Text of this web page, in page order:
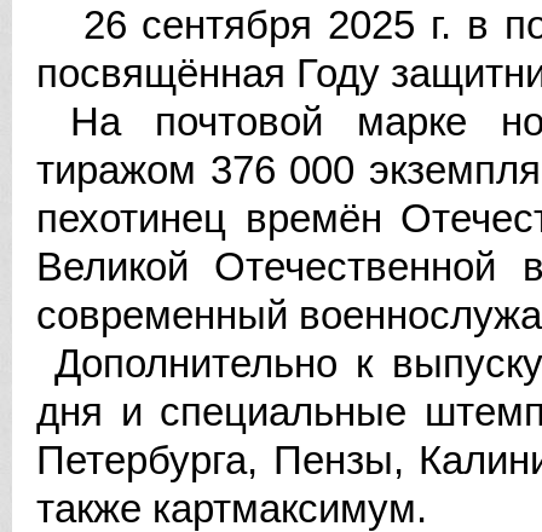
26 сентября 2025 г. в
посвящённая Году
На почтовой марке
тиражом 376 000
пехотинец времён
Великой Отечественной
современный
Дополнительно к
дня и специальные
Петербурга, Пензы,
также картмаксимум.